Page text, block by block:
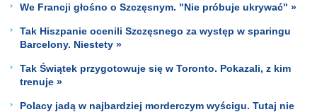
We Francji głośno o Szczęsnym. "Nie próbuje ukrywać" »
Tak Hiszpanie ocenili Szczęsnego za występ w sparingu
Barcelony. Niestety »
Tak Świątek przygotowuje się w Toronto. Pokazali, z kim
trenuje »
Polacy jadą w najbardziej morderczym wyścigu. Tutaj nie